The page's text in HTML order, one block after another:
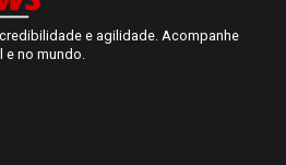
e agilidade. Acompanhe
no mundo.